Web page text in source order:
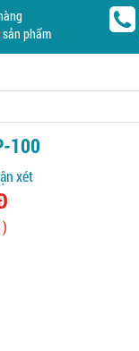
sản phẩm
100
xét